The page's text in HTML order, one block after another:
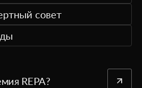
совет
REPA?